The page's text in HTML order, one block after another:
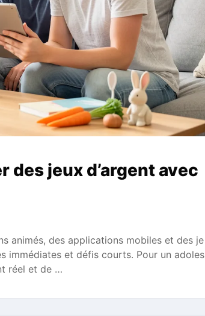
des jeux d’argent avec
animés, des applications mobiles et des je
immédiates et défis courts. Pour un adoles
réel et de …